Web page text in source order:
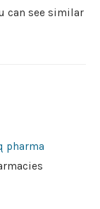
can see similar
pharma